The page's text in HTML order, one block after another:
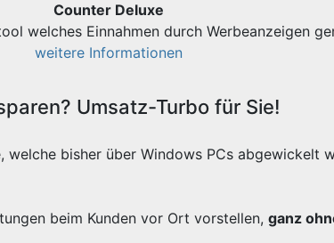
Counter Deluxe
welches Einnahmen durch Werbeanzeigen
weitere Informationen
Umsatz-Turbo für Sie!
bisher über Windows PCs abgewickelt
beim Kunden vor Ort vorstellen, ganz